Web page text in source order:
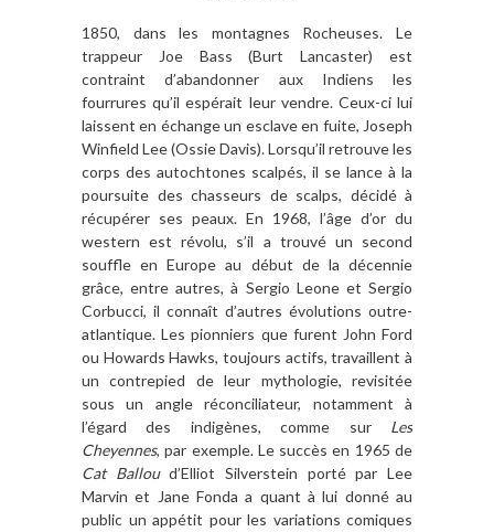
1850, dans les montagnes Rocheuses. Le
trappeur Joe Bass (Burt Lancaster) est
contraint d’abandonner aux Indiens les
fourrures qu’il espérait leur vendre. Ceux-ci lui
laissent en échange un esclave en fuite, Joseph
Winfield Lee (Ossie Davis). Lorsqu’il retrouve les
corps des autochtones scalpés, il se lance à la
poursuite des chasseurs de scalps, décidé à
récupérer ses peaux. En 1968, l’âge d’or du
western est révolu, s’il a trouvé un second
souffle en Europe au début de la décennie
grâce, entre autres, à Sergio Leone et Sergio
Corbucci, il connaît d’autres évolutions outre-
atlantique. Les pionniers que furent John Ford
ou Howards Hawks, toujours actifs, travaillent à
un contrepied de leur mythologie, revisitée
sous un angle réconciliateur, notamment à
l’égard des indigènes, comme sur Les
Cheyennes, par exemple. Le succès en 1965 de
Cat Balloud’Elliot Silverstein porté par Lee
Marvin et Jane Fonda a quant à lui donné au
public un appétit pour les variations comiques